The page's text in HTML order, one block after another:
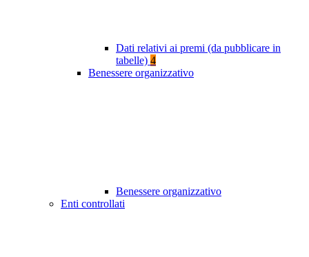
Dati relativi ai premi (da pubblicare in
tabelle) 4
Benessere organizzativo
Benessere organizzativo
Enti controllati